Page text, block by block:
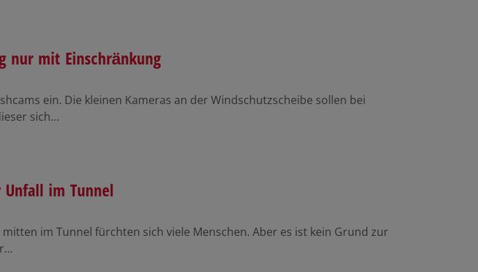
nur mit Einschränkung
ein. Die kleinen Kameras an der Windschutzscheibe sollen bei
sich…
im Tunnel
im Tunnel fürchten sich viele Menschen. Aber es ist kein Grund zur